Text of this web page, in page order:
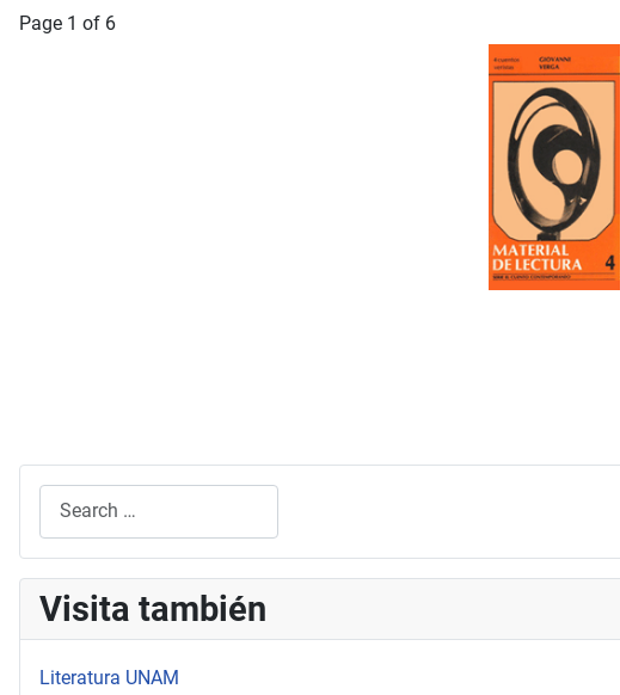
Page 1 of 6
Search
Visita también
Literatura UNAM